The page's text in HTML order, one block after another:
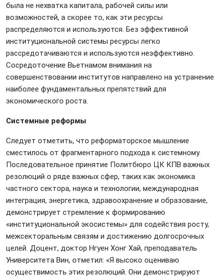
была не нехватка капитала, рабочей силы или
возможностей, а скорее то, как эти ресурсы
распределяются и используются. Без эффективной
институциональной системы ресурсы легко
рассредотачиваются и используются неэффективно.
Сосредоточение Вьетнамом внимания на
совершенствовании институтов направлено на устранение
наиболее фундаментальных препятствий для
экономического роста.
Системные реформы
Следует отметить, что реформаторское мышление
сместилось от фрагментарного подхода к системному.
Последовательное принятие Политбюро ЦК КПВ важных
резолюций о ряде важных сфер, таких как экономика
частного сектора, наука и технологии, международная
интеграция, энергетика, здравоохранение и образование,
демонстрирует стремление к формированию
«институциональной экосистемы» для содействия росту,
межсекторальным связям и достижению долгосрочных
целей. Доцент, доктор Нгуен Хонг Хай, преподаватель
Университета Вин, отметил: «Я высоко оцениваю
осуществимость этих резолюций. Они демонстрируют